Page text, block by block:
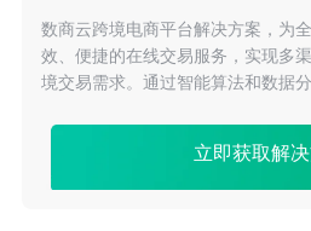
数商云跨境电商平台解决方案，为
效、便捷的在线交易服务，实现多
境交易需求。通过智能算法和数据
立即获取解